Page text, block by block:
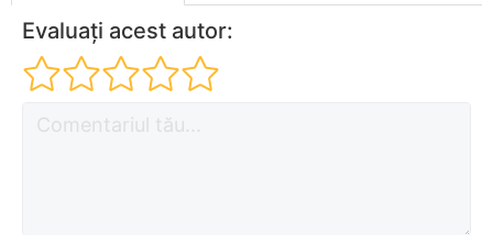
Evaluați acest autor: